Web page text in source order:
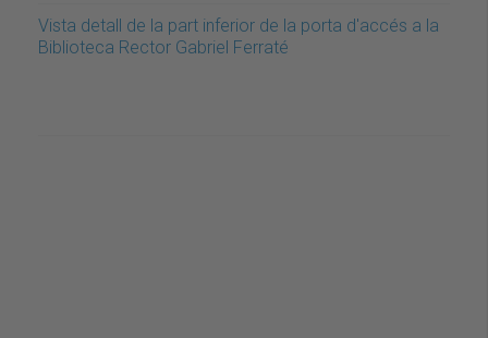
Vista detall de la part inferior de la porta d'accés a la
Biblioteca Rector Gabriel Ferraté